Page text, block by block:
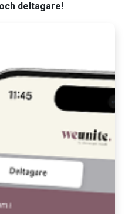
deltagare!